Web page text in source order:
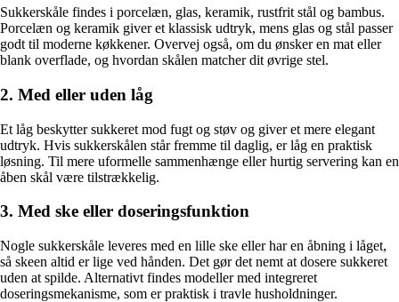
Sukkerskåle findes i porcelæn, glas, keramik, rustfrit stål og bambus.
Porcelæn og keramik giver et klassisk udtryk, mens glas og stål passer
godt til moderne køkkener. Overvej også, om du ønsker en mat eller
blank overflade, og hvordan skålen matcher dit øvrige stel.
2. Med eller uden låg
Et låg beskytter sukkeret mod fugt og støv og giver et mere elegant
udtryk. Hvis sukkerskålen står fremme til daglig, er låg en praktisk
løsning. Til mere uformelle sammenhænge eller hurtig servering kan en
åben skål være tilstrækkelig.
3. Med ske eller doseringsfunktion
Nogle sukkerskåle leveres med en lille ske eller har en åbning i låget,
så skeen altid er lige ved hånden. Det gør det nemt at dosere sukkeret
uden at spilde. Alternativt findes modeller med integreret
doseringsmekanisme, som er praktisk i travle husholdninger.